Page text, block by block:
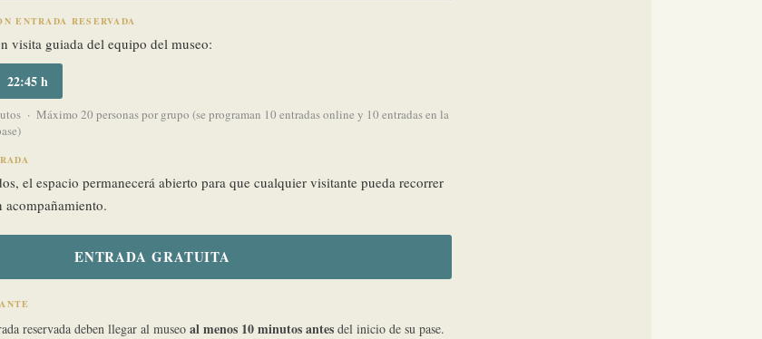
ENTRADA RESERVADA
visita guiada del equipo del museo:
22:45 h
· Máximo 20 personas por grupo (se programan 10 entradas online y 10 entradas en la
el espacio permanecerá abierto para que cualquier visitante pueda recorrer
acompañamiento.
ENTRADA GRATUITA
reservada deben llegar al museo al menos 10 minutos antes del inicio de su pase.